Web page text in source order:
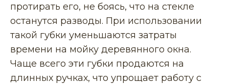
протирать его, не боясь, что на стекле
останутся разводы. При использовании
такой губки уменьшаются затраты
времени на мойку деревянного окна.
Чаще всего эти губки продаются на
длинных ручках, что упрощает работу с